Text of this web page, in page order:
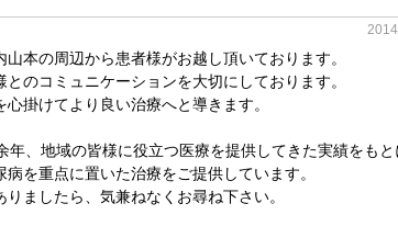
山本の周辺から患者様がお越し頂いております。
とのコミュニケーションを大切にしております。
心掛けてより良い治療へと導きます。
年、地域の皆様に役立つ医療を提供してきた実績をも
病を重点に置いた治療をご提供しています。
りましたら、気兼ねなくお尋ね下さい。